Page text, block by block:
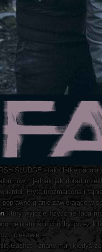
SLUDGE - taką łatkę
jak dotąd
Płyta urozmaicona i
poprawne granie zawierające w
który wyjdzie fizycznie lada
delikatności choćby przez
ciekawie.
Gachet , znany m.in kiedyś